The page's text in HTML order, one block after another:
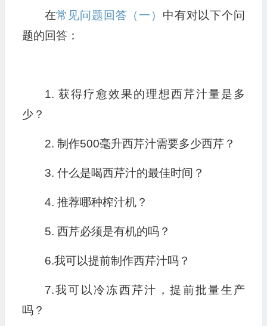
在常见问题回答（一） 中有对以下个问
题的回答：
1. 获得疗愈效果的理想西芹汁量是多
少？
2. 制作500毫升西芹汁需要多少西芹？
3. 什么是喝西芹汁的最佳时间？
4. 推荐哪种榨汁机？
5. 西芹必须是有机的吗？
6.我可以提前制作西芹汁吗？
7.我可以冷冻西芹汁，提前批量生产
吗？